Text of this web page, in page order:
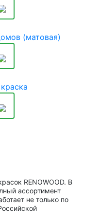
(матовая)
RENOWOOD. В
ассортимент
не только по